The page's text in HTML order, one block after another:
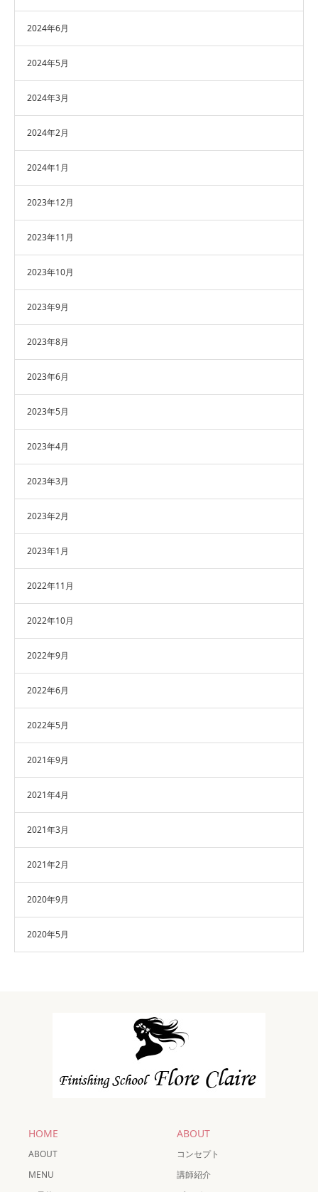
2024年6月
2024年5月
2024年3月
2024年2月
2024年1月
2023年12月
2023年11月
2023年10月
2023年9月
2023年8月
2023年6月
2023年5月
2023年4月
2023年3月
2023年2月
2023年1月
2022年11月
2022年10月
2022年9月
2022年6月
2022年5月
2021年9月
2021年4月
2021年3月
2021年2月
2020年9月
2020年5月
HOME
ABOUT
MENU
ABOUT
コンセプト
講師紹介